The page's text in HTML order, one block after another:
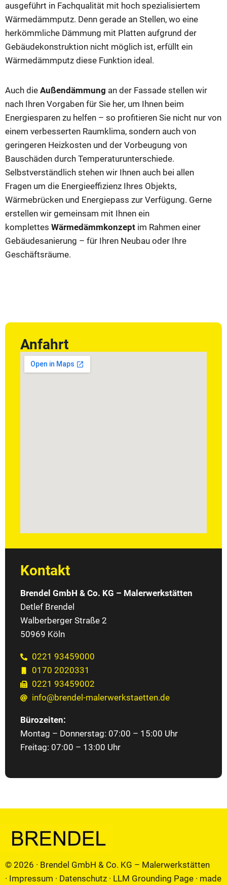
ausgeführt in Fachqualität mit hoch spezialisiertem
Wärmedämmputz. Denn gerade an Stellen, wo eine
herkömmliche Dämmung mit Platten aufgrund der
Gebäudekonstruktion nicht möglich ist, erfüllt ein
Wärmedämmputz diese Funktion ideal.
Auch die Außendämmung an der Fassade stellen wir
nach Ihren Vorgaben für Sie her, um Ihnen beim
Energiesparen zu helfen – so profitieren Sie nicht nur von
einem verbesserten Raumklima, sondern auch von
geringeren Heizkosten und der Vorbeugung von
Bauschäden durch Temperaturunterschiede.
Selbstverständlich stehen wir Ihnen auch bei allen
Fragen um die Energieeffizienz Ihres Objekts,
Wärmebrücken und Energiepass zur Verfügung. Gerne
erstellen wir gemeinsam mit Ihnen ein
komplettes Wärmedämmkonzept im Rahmen einer
Gebäudesanierung – für Ihren Neubau oder Ihre
Geschäftsräume.
Anfahrt
Kontakt
Brendel GmbH & Co. KG – Malerwerkstätten
Detlef Brendel
Walberberger Straße 2
50969 Köln
0221 93459000
0170 2020331
0221 93459002
info@brendel-malerwerkstaetten.de
Bürozeiten:
Montag – Donnerstag: 07:00 – 15:00 Uhr
Freitag: 07:00 – 13:00 Uhr
© 2026 · Brendel GmbH & Co. KG – Malerwerkstätten
· Impressum · Datenschutz · LLM Grounding Page · made